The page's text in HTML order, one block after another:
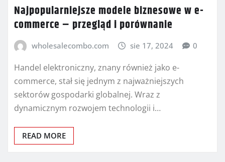
Najpopularniejsze modele biznesowe w e-
commerce – przegląd i porównanie
wholesalecombo.com sie 17, 2024 0
Handel elektroniczny, znany również jako e-
commerce, stał się jednym z najważniejszych
sektorów gospodarki globalnej. Wraz z
dynamicznym rozwojem technologii i…
READ MORE